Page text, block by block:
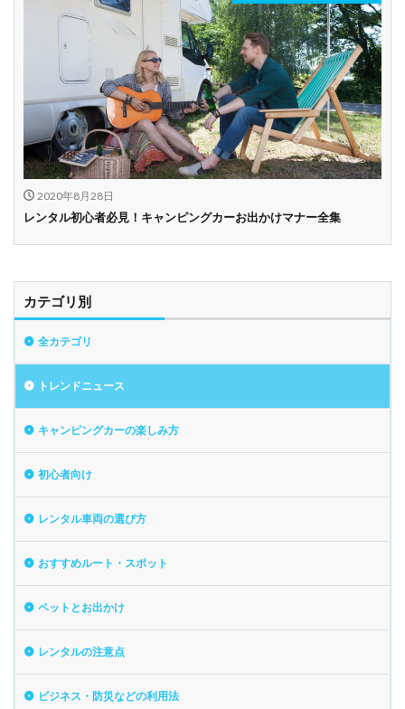
2020年8月28日
レンタル初心者必見！キャンピングカーお出かけマナー全集
カテゴリ別
全カテゴリ
トレンドニュース
キャンピングカーの楽しみ方
初心者向け
レンタル車両の選び方
おすすめルート・スポット
ペットとお出かけ
レンタルの注意点
ビジネス・防災などの利用法